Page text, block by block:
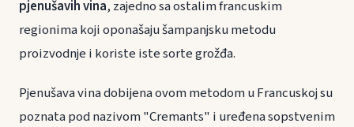
pjenušavih vina, zajedno sa ostalim francuskim
regionima koji oponašaju šampanjsku metodu
proizvodnje i koriste iste sorte grožđa.
Pjenušava vina dobijena ovom metodom u Francuskoj su
poznata pod nazivom "Cremants" i uređena sopstvenim